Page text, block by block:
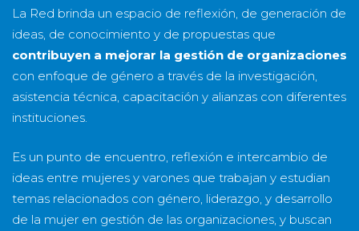
La Red brinda un espacio de reflexión, de generación de
ideas, de conocimiento y de propuestas que
contribuyen a mejorar la gestión de organizaciones
con enfoque de género a través de la investigación,
asistencia técnica, capacitación y alianzas con diferentes
instituciones.
Es un punto de encuentro, reflexión e intercambio de
ideas entre mujeres y varones que trabajan y estudian
temas relacionados con género, liderazgo, y desarrollo
de la mujer en gestión de las organizaciones, y buscan